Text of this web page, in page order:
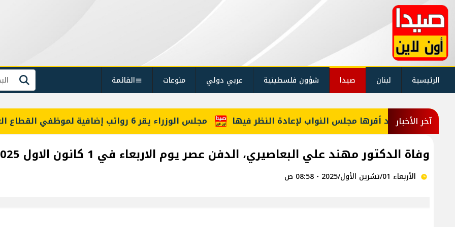
الرئيسية لبنان صيدا شؤون فلسطينية عربي دولي منوعات القائمة بحث
آخر الأخبار معلومات للـLBCI: مجلس الوزراء يقر 6 رواتب إضافية لموظفي القطاع العام وصرف الفروقات بأثر رجعي منذ آذار كان قد أقرها مجلس النواب لإعادة النظر فيها
وفاة الدكتور مهند علي البعاصيري، الدفن عصر يوم الاربعاء في 1 كانون الاول 2025
الأربعاء 01/تشرين الأول/2025 - 08:58 ص